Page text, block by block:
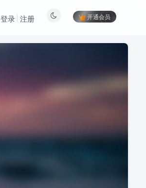
开通会员
登录 注册